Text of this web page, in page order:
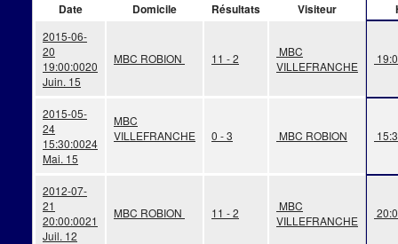
Date
Domicile Résultats Visiteur
2015-06-
20
19:00:0020
Juin. 15
MBC ROBION 11 - 2
MBC
VILLEFRANCHE
2015-05-
24
15:30:0024
Mai. 15
MBC
VILLEFRANCHE
0 - 3 MBC ROBION
2012-07-
21
20:00:0021
Juil. 12
MBC ROBION 11 - 2
MBC
VILLEFRANCHE